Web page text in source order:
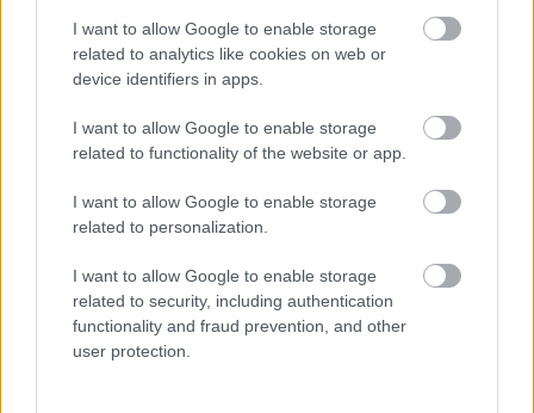
I want to allow Google to enable storage
related to analytics like cookies on web or
device identifiers in apps.
I want to allow Google to enable storage
related to functionality of the website or app.
I want to allow Google to enable storage
related to personalization.
I want to allow Google to enable storage
related to security, including authentication
functionality and fraud prevention, and other
user protection.
Történelmi táj, amelynek minden köve
mesél – megújul a tatai Angolkert
HÍRLEVÉL
E-mail cím